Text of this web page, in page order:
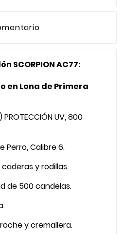
SCORPION AC77:
en Lona de Primera
UV, 800
Perro, Calibre 6.
y rodillas.
de 500 candelas.
y cremallera.